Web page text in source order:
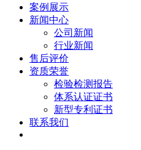
案例展示
新闻中心
公司新闻
行业新闻
售后评价
资质荣誉
检验检测报告
体系认证证书
新型专利证书
联系我们